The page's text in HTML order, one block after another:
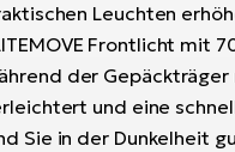
Leuchten
Frontlicht mit
der
und eine
Sie in der Dunkelheit